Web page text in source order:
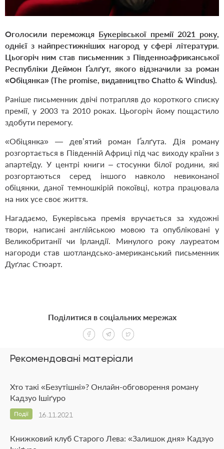
Оголосили переможця Букерівської премії 2021 року,
однієї з найпрестижніших нагород у сфері літератури.
Цьогоріч ним став письменник з Південноафриканської
Республіки Деймон Ґалґут, якого відзначили за роман
«Обіцянка» (The promise, видавництво Chatto & Windus).
Раніше письменник двічі потрапляв до короткого списку
премії, у 2003 та 2010 роках. Цьогоріч йому пощастило
здобути перемогу.
«Обіцянка» — дев’ятий роман Ґалґута. Дія роману
розгортається в Південній Африці під час виходу країни з
апартеїду. У центрі книги – стосунки білої родини, які
розгортаються серед іншого навколо невиконаної
обіцянки, даної темношкірій покоївці, котра працювала
на них усе своє життя.
Нагадаємо, Букерівська премія вручається за художні
твори, написані англійською мовою та опубліковані у
Великобританії чи Ірландії. Минулого року лауреатом
нагороди став шотландсько-американський письменник
Дуґлас Стюарт.
Рекомендовані матеріали
Хто такі «Безутішні»? Онлайн-обговорення роману
Кадзуо Ішіґуро
16.11.2021
Події
Книжковий клуб Старого Лева: «Залишок дня» Кадзуо
Поділитися в соціальних мережах